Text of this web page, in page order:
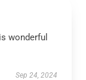
wonderful
Sep 24, 2024